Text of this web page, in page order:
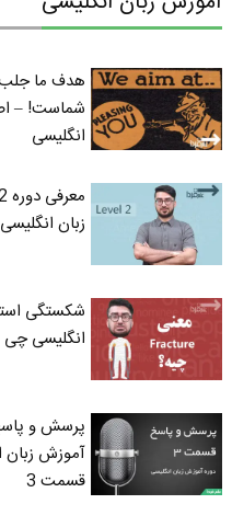
هدف ما
شماست! –
انگلیسی
زبان انگلیسی
شکستگی
انگلیسی
پرسش و
آموزش زبان
قسمت 3